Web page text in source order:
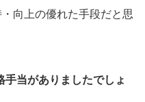
向上の優れた手段だと思
当がありましたでしょ